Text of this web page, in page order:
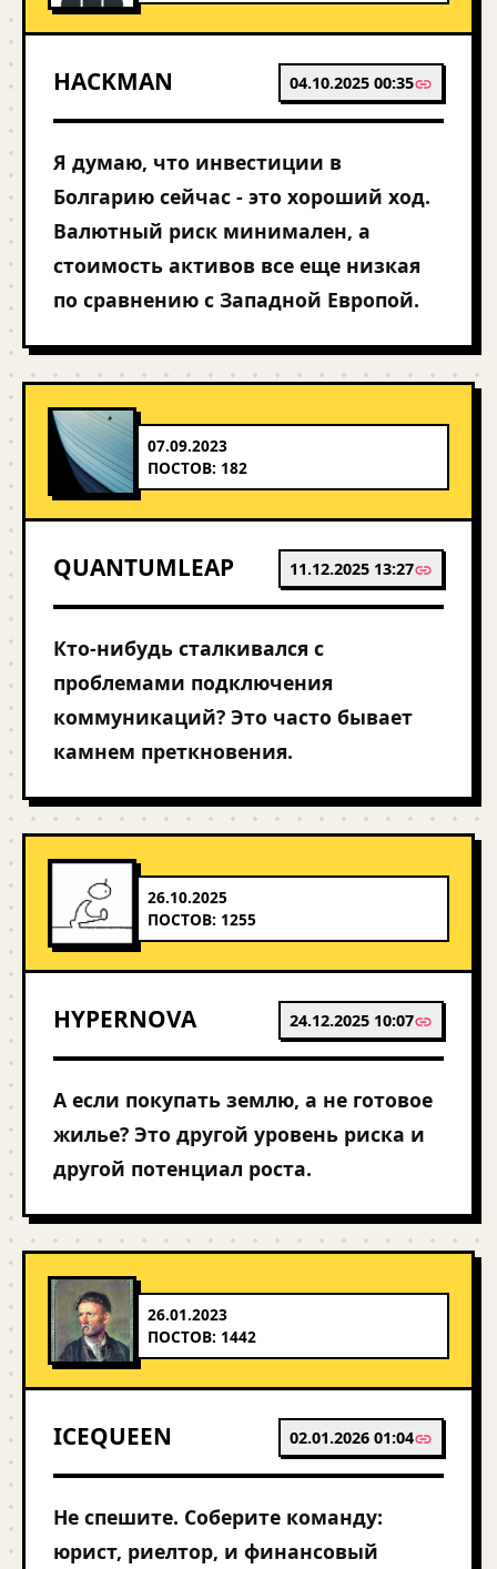
HACKMAN 04.10.2025 00:35
Я думаю, что инвестиции в
Болгарию сейчас - это хороший ход.
Валютный риск минимален, а
стоимость активов все еще низкая
по сравнению с Западной Европой.
07.09.2023
ПОСТОВ: 182
QUANTUMLEAP 11.12.2025 13:27
Кто-нибудь сталкивался с
проблемами подключения
коммуникаций? Это часто бывает
камнем преткновения.
26.10.2025
ПОСТОВ: 1255
HYPERNOVA 24.12.2025 10:07
А если покупать землю, а не готовое
жилье? Это другой уровень риска и
другой потенциал роста.
26.01.2023
ПОСТОВ: 1442
ICEQUEEN 02.01.2026 01:04
Не спешите. Соберите команду:
юрист, риелтор, и финансовый